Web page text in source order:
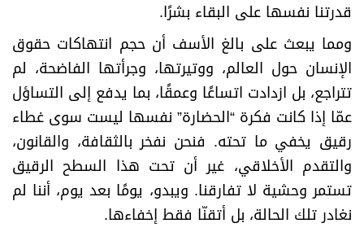
قدرتنا نفسها على البقاء بشرًا.
ومما يبعث على بالغ الأسف أن حجم انتهاكات حقوق
الإنسان حول العالم، ووتيرتها، وجرأتها الفاضحة، لم
تتراجع، بل ازدادت اتساعًا وعمقًا، بما يدفع إلى التساؤل
عمّا إذا كانت فكرة “الحضارة” نفسها ليست سوى غطاء
رقيق يخفي ما تحته. فنحن نفخر بالثقافة، والقانون،
والتقدم الأخلاقي، غير أن تحت هذا السطح الرقيق
تستمر وحشية لا تفارقنا. ويبدو، يومًا بعد يوم، أننا لم
نغادر تلك الحالة، بل أتقنّا فقط إخفاءها.